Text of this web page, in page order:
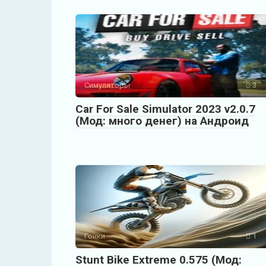
Симуляторы 3
Car For Sale Simulator 2023 v2.0.7
(Мод: много денег) на Андроид
Гонки 1
Stunt Bike Extreme 0.575 (Мод: